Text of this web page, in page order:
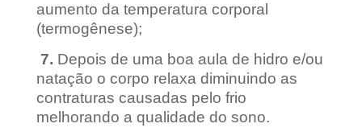
aumento da temperatura corporal
(termogênese);
7. Depois de uma boa aula de hidro e/ou
natação o corpo relaxa diminuindo as
contraturas causadas pelo frio
melhorando a qualidade do sono.